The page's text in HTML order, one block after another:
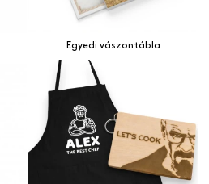
Egyedi vászontábla